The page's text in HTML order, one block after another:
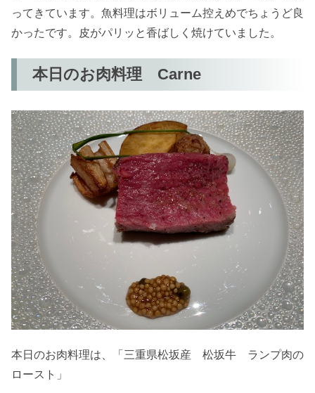
ってきています。魚料理はボリューム控えめでちょうど良
かったです。皮がパリッと香ばしく焼けていました。
本日のお肉料理 Carne
本日のお肉料理は、「三重県松坂産 松坂牛 ランプ肉の
ロースト」